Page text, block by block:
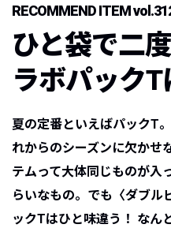
RECOMMEND ITEM
ひと袋で二
ラボパックT
夏の定番といえばパックT
れからのシーズンに欠かせ
テムって大体同じものが入
らいなもの。でも〈ダブル
ックTはひと味違う！ なん